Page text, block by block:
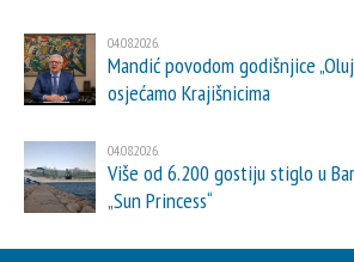
04.08.2026.
Mandić povodom godišnjice
osjećamo Krajišnicima
04.08.2026.
Više od 6.200 gostiju stiglo u
„Sun Princess“